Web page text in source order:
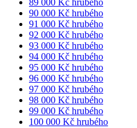
89 000 Kč hrubého
90 000 Kč hrubého
91 000 Kč hrubého
92 000 Kč hrubého
93 000 Kč hrubého
94 000 Kč hrubého
95 000 Kč hrubého
96 000 Kč hrubého
97 000 Kč hrubého
98 000 Kč hrubého
99 000 Kč hrubého
100 000 Kč hrubého